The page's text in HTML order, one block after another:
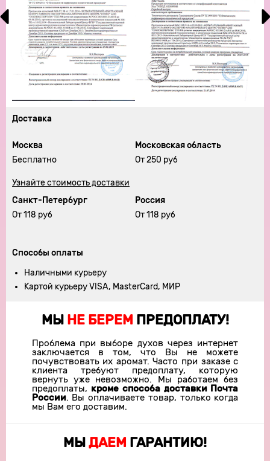
Доставка
Москва
Бесплатно
Узнайте стоимость доставки
Московская область
От 250 руб
Санкт-Петербург
От 118 руб
Россия
От 118 руб
Способы оплаты
Наличными курьеру
Картой курьеру VISA, MasterCard, МИР
МЫ НЕ БЕРЕМ ПРЕДОПЛАТУ!
Проблема при выборе духов через интернет
заключается в том, что Вы не можете
почувствовать их аромат. Часто при заказе с
клиента требуют предоплату, которую
вернуть уже невозможно. Мы работаем без
предоплаты, кроме способа доставки Почта
России. Вы оплачиваете товар, только когда
мы Вам его доставим.
МЫДАЕМ ГАРАНТИЮ!